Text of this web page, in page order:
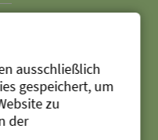
ausschließlich
gespeichert, um
zu
der